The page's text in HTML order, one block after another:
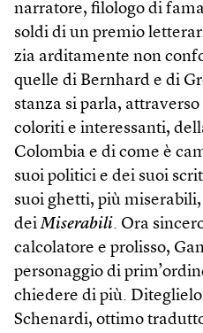
narratore, filologo di
soldi di un premio
zia arditamente non
quelle di Bernhard e di
stanza si parla,
coloriti e interessanti,
Colombia e di come è
suoi politici e dei suoi
suoi ghetti, più
deiMiserabili. Ora
calcolatore e prolisso,
personaggio di
chiedere di più.
Schenardi, ottimo